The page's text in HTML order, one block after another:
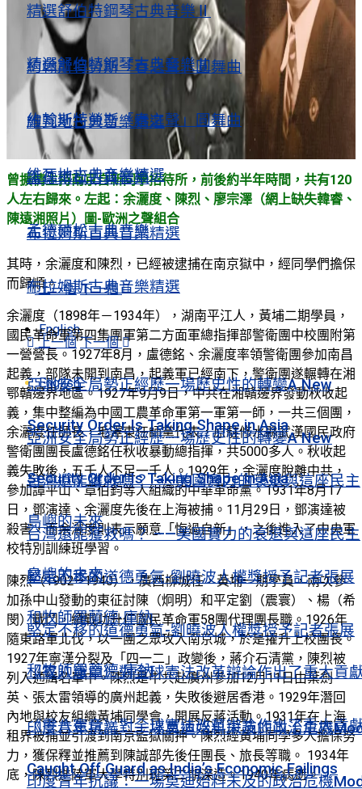
精選舒伯特鋼琴古典音樂Ⅱ
約翰斯特勞斯「春之聲」圓舞曲
維瓦地古典音樂精選
孟德爾松古典音樂
布拉姆斯古典音樂精選
上一個 下一個
English
亞洲安全局勢正經歷一場歷史性的轉變A New
Security Order Is Taking Shape in Asia
台灣還能獲救嗎？ ——美國實力的衰退與這座民主
島嶼的未來
堅定不移的道德勇氣-劉曉波人權獎授予記者張展
和牧師羅蘭德·庫納
《零八憲章》對全球憲法改革辯論作出了重大貢
印度青年抗議：一場莫迪始料未及的政治危機
Caught Off Guard as India’s Economic Failings
古典音樂
精選舒伯特鋼琴古典音樂Ⅱ
約翰斯特勞斯「春之聲」圓舞曲
維瓦地古典音樂精選
孟德爾松古典音樂
布拉姆斯古典音樂精選
上一個 下一個
English
亞洲安全局勢正經歷一場歷史性的轉變A New
Security Order Is Taking Shape in Asia
台灣還能獲救嗎？ ——美國實力的衰退與這座民主
島嶼的未來
堅定不移的道德勇氣-劉曉波人權獎授予記者張展
和牧師羅蘭德·庫納
《零八憲章》對全球憲法改革辯論作出了重大貢
印度青年抗議：一場莫迪始料未及的政治危機
曾擴情主持南京自新同學招待所，前後約半年時間，共有120
人左右歸來。左起：余灑度、陳烈、廖宗澤（網上缺失韓睿、
陳遠湘照片）圖-歐洲之聲組合
其時，余灑度和陳烈，已經被逮捕在南京獄中，經同學們擔保
而歸順。
余灑度（1898年－1934年），湖南平江人，黃埔二期學員，
國民革命軍第四集團軍第二方面軍總指揮部警衛團中校團附第
一營營長。1927年8月，盧德銘、余灑度率領警衛團參加南昌
起義，部隊未開到南昌，起義軍已經南下，警衛團遂輾轉在湘
鄂贛邊界地區。1927年9月9日，中共在湘贛邊界發動秋收起
義，集中整編為中國工農革命軍第一軍第一師，一共三個團，
余灑度任師長，毛澤東任師黨代表，原駐修水縣武漢國民政府
警衛團團長盧德銘任秋收暴動總指揮，共5000多人。秋收起
義失敗後，五千人不足一千人。1929年，余灑度脫離中共，
參加譚平山、章伯鈞等人組織的中華革命黨。1931年8月17
日，鄧演達、余灑度先後在上海被捕。11月29日，鄧演達被
殺害，而余灑度則表示願意「悔過自新」，之後進入了中央軍
校特別訓練班學習。
陳烈（1902—1940），廣西柳城任，黃埔一期學員，兩次參
加孫中山發動的東征討陳（炯明）和平定劉（震寰）、楊（希
閔）戰鬥，績戰功升任國民革命軍58團代理團長職。1926年
隨東路軍北伐，以一團之眾攻入南京城，於是擢升上校團長。
1927年寧漢分裂及「四一二」政變後，蔣介石清黨，陳烈被
列入通緝名單中。陳烈是中共赴廣州參加12月11日由葉劍
英、張太雷領導的廣州起義，失敗後避居香港。1929年潛回
內地與校友組織黃埔同學會，開展反蔣活動。1931年在上海
租界被捕並引渡到南京監獄關押。陳烈經黃埔同學多人擔保努
力，獲保釋並推薦到陳誠部先後任團長、旅長等職。 1934年
底，陳烈進陸軍大學特別班第二期深造。1940年病逝。